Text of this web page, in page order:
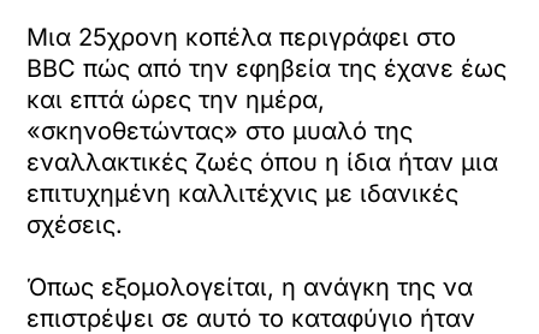
Μια 25χρονη κοπέλα περιγράφει στο
BBC πώς από την εφηβεία της έχανε έως
και επτά ώρες την ημέρα,
«σκηνοθετώντας» στο μυαλό της
εναλλακτικές ζωές όπου η ίδια ήταν μια
επιτυχημένη καλλιτέχνις με ιδανικές
σχέσεις.
Όπως εξομολογείται, η ανάγκη της να
επιστρέψει σε αυτό το καταφύγιο ήταν